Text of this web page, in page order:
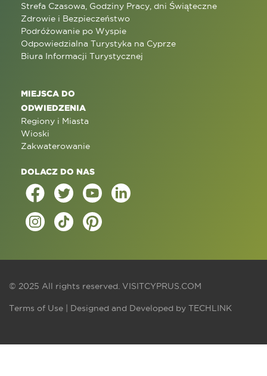
Strefa Czasowa, Godziny Pracy, dni Świąteczne
Zdrowie i Bezpieczeństwo
Podróżowanie po Wyspie
Odpowiedzialna Turystyka na Cyprze
Biura Informacji Turystycznej
MIEJSCA DO
ODWIEDZENIA
Regiony i Miasta
Wioski
Zakwaterowanie
DOLACZ DO NAS
© 2025 All rights reserved. VISITCYPRUS.COM
Terms of Use | Designed and Developed by TECHLINK